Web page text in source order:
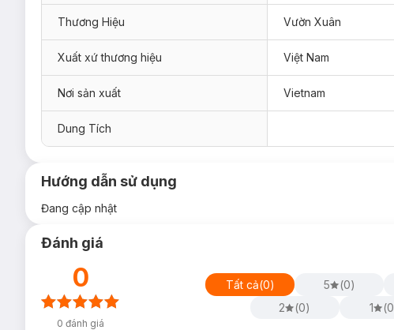
Thương Hiệu Vườn Xuân
Xuất xứ thương hiệu Việt Nam
Nơi sản xuất Vietnam
Dung Tích
Hướng dẫn sử dụng
Đang cập nhật
Đánh giá
0
0 đánh giá
Tất cả(0) 5 (0)
2
(0) 1 (0